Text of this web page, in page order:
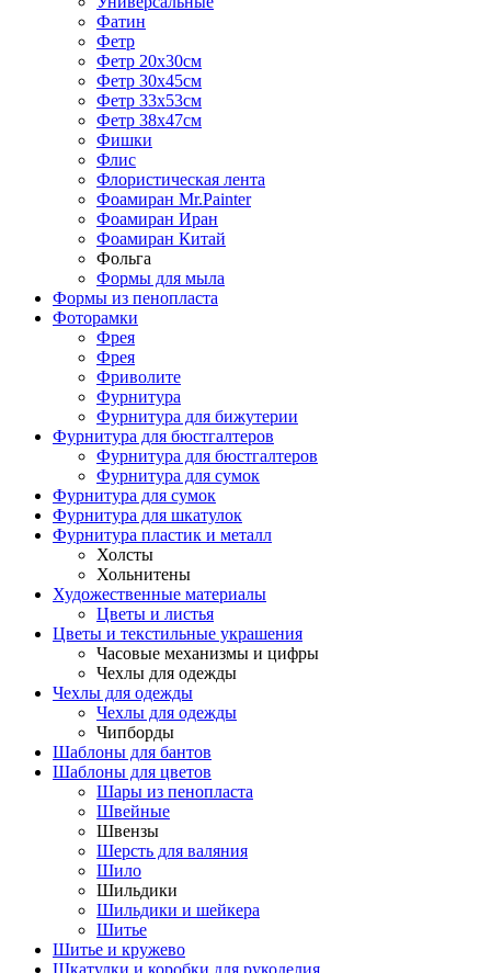
Фатин
Фетр
Фетр 20х30см
Фетр 30х45см
Фетр 33х53см
Фетр 38х47см
Фишки
Флис
Флористическая лента
Фоамиран Mr.Painter
Фоамиран Иран
Фоамиран Китай
Фольга
Формы для мыла
Формы из пенопласта
Фоторамки
Фрея
Фрея
Фриволите
Фурнитура
Фурнитура для бижутерии
Фурнитура для бюстгалтеров
Фурнитура для бюстгалтеров
Фурнитура для сумок
Фурнитура для сумок
Фурнитура для шкатулок
Фурнитура пластик и металл
Холсты
Хольнитены
Художественные материалы
Цветы и листья
Цветы и текстильные украшения
Часовые механизмы и цифры
Чехлы для одежды
Чехлы для одежды
Чехлы для одежды
Чипборды
Шаблоны для бантов
Шаблоны для цветов
Шары из пенопласта
Швейные
Швензы
Шерсть для валяния
Шило
Шильдики
Шильдики и шейкера
Шитье
Шитье и кружево
Шкатулки и коробки для рукоделия